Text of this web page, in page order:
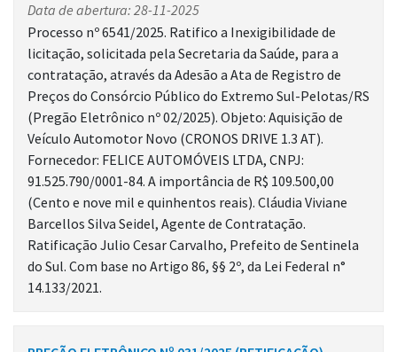
Data de abertura: 28-11-2025
Processo nº 6541/2025. Ratifico a Inexigibilidade de
licitação, solicitada pela Secretaria da Saúde, para a
contratação, através da Adesão a Ata de Registro de
Preços do Consórcio Público do Extremo Sul-Pelotas/RS
(Pregão Eletrônico nº 02/2025). Objeto: Aquisição de
Veículo Automotor Novo (CRONOS DRIVE 1.3 AT).
Fornecedor: FELICE AUTOMÓVEIS LTDA, CNPJ:
91.525.790/0001-84. A importância de R$ 109.500,00
(Cento e nove mil e quinhentos reais). Cláudia Viviane
Barcellos Silva Seidel, Agente de Contratação.
Ratificação Julio Cesar Carvalho, Prefeito de Sentinela
do Sul. Com base no Artigo 86, §§ 2º, da Lei Federal n°
14.133/2021.